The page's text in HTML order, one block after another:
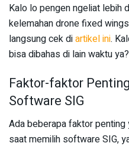
Kalo lo pengen ngeliat lebih
kelemahan drone fixed
langsung cek diartikel ini.
bisa dibahas di lain waktu ya?
Faktor-faktor
Software SIG
Ada beberapa faktor
saat memilih software SIG,